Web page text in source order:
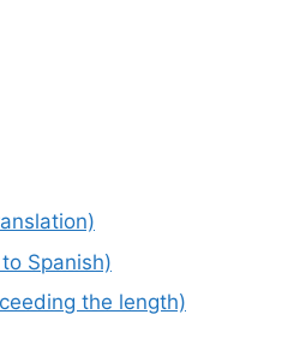
Spanish)
the length)